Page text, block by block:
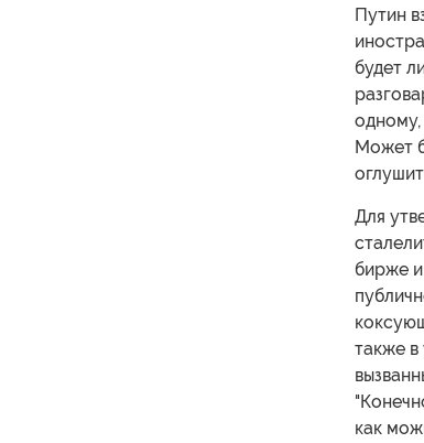
Путин
будет
одному,
Может
Для
бирже
также в
как